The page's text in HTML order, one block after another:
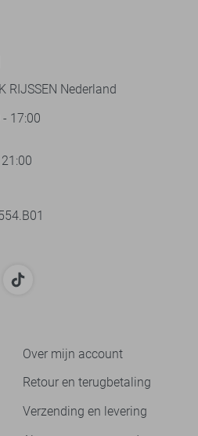
RIJSSEN Nederland
17:00
Over mijn account
Retour en terugbetaling
Verzending en levering